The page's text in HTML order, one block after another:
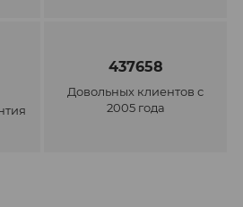
437658
Довольных клиентов с
2005 года